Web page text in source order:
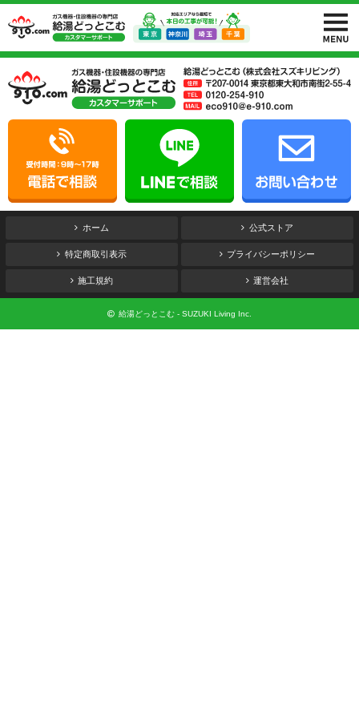
ホーム 公式ストア
特定商取引表示 プライバシーポリシー
施工規約 運営会社
給湯どっとこむ - SUZUKI Living Inc.